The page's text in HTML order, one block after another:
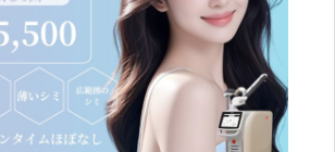
Clinic
Online Shop